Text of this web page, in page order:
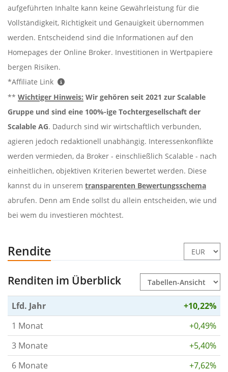
aufgeführten Inhalte kann keine Gewährleistung für die
Vollständigkeit, Richtigkeit und Genauigkeit übernommen
werden. Entscheidend sind die Informationen auf den
Homepages der Online Broker. Investitionen in Wertpapiere
bergen Risiken.
*Affiliate Link
** Wichtiger Hinweis: Wir gehören seit 2021 zur Scalable
Gruppe und sind eine 100%-ige Tochtergesellschaft der
Scalable AG. Dadurch sind wir wirtschaftlich verbunden,
agieren jedoch redaktionell unabhängig. Interessenkonflikte
werden vermieden, da Broker - einschließlich Scalable - nach
einheitlichen, objektiven Kriterien bewertet werden. Diese
kannst du in unserem transparenten Bewertungsschema
abrufen. Denn am Ende sollst du allein entscheiden, wie und
bei wem du investieren möchtest.
Rendite
Renditen im Überblick
Lfd. Jahr
+10,22%
1 Monat
+0,49%
3 Monate
+5,40%
6 Monate
+7,62%